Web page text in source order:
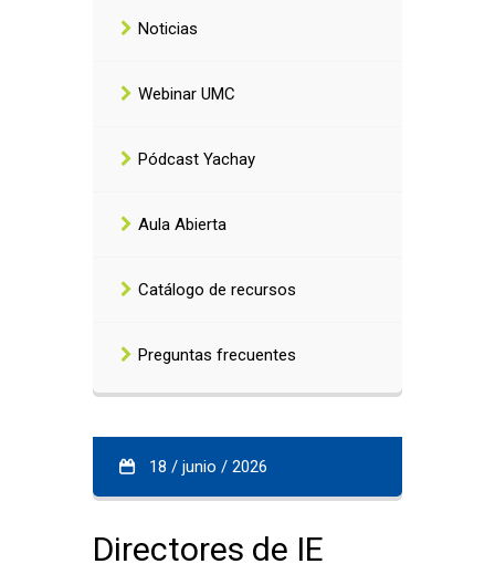
Noticias
Webinar UMC
Pódcast Yachay
Aula Abierta
Catálogo de recursos
Preguntas frecuentes
18 / junio / 2026
Directores de IE